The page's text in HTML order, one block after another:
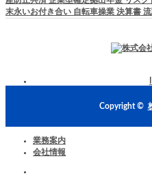
Copyright ©
業務案内
会社情報